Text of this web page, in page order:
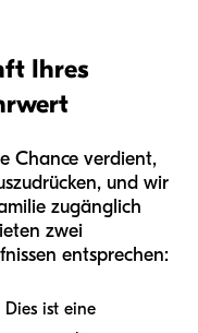
Ihres
Chance verdient,
und wir
zugänglich
zwei
entsprechen:
ist eine